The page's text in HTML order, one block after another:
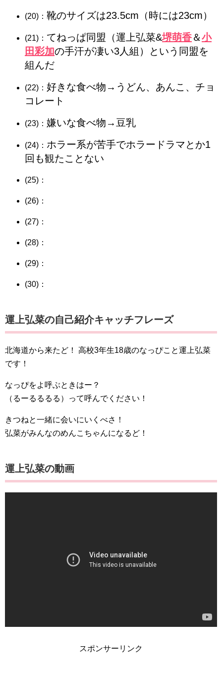
(20)： 靴のサイズは23.5cm（時には23cm）
(21)： てねっぱ同盟（運上弘菜&堺萌香＆小
田彩加の手汗が凄い3人組）という同盟を
組んだ
(22)： 好きな食べ物→うどん、あんこ、チョ
コレート
(23)： 嫌いな食べ物→豆乳
(24)： ホラー系が苦手でホラードラマとか1
回も観たことない
(25)：
(26)：
(27)：
(28)：
(29)：
(30)：
運上弘菜の自己紹介キャッチフレーズ
北海道から来たど！ 高校3年生18歳のなっぴこと運上弘菜
です！
なっぴをよ呼ぶときはー？
（るーるるるる）って呼んでください！
きつねと一緒に会いにいくべさ！
弘菜がみんなのめんこちゃんになるど！
運上弘菜の動画
スポンサーリンク